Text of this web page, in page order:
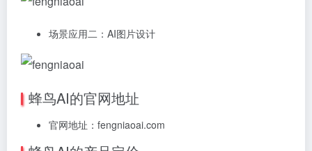
场景应用二：AI图片设计
蜂鸟AI的官网地址
官网地址：fengniaoai.com